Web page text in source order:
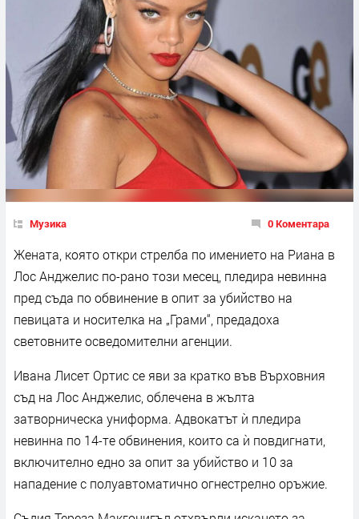
Музика 0 Коментара
Жената, която откри стрелба по имението на Риана в
Лос Анджелис по-рано този месец, пледира невинна
пред съда по обвинение в опит за убийство на
певицата и носителка на „Грами“, предадоха
световните осведомителни агенции.
Ивана Лисет Ортис се яви за кратко във Върховния
съд на Лос Анджелис, облечена в жълта
затворническа униформа. Адвокатът ѝ пледира
невинна по 14-те обвинения, които са ѝ повдигнати,
включително едно за опит за убийство и 10 за
нападение с полуавтоматично огнестрелно оръжие.